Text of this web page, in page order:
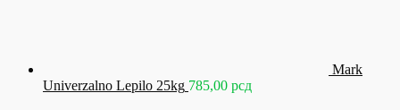
Mark
Univerzalno Lepilo 25kg 785,00 рсд